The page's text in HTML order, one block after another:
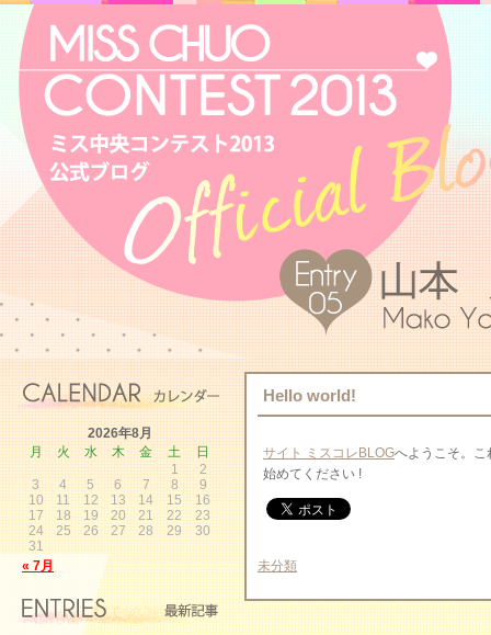
Hello world!
サイト ミスコレBLOGへようこそ。こ
始めてください !
未分類
2026年8月
月
火 水 木 金 土 日
« 7月
1
2
3
4 5 6 7 8
9
10
11 12 13 14 15
16
17
18 19 20 21 22
23
24
25 26 27 28 29
30
31